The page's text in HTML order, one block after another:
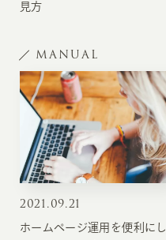
見方
MANUAL
2021.09.21
ホームページ運用を便利にし